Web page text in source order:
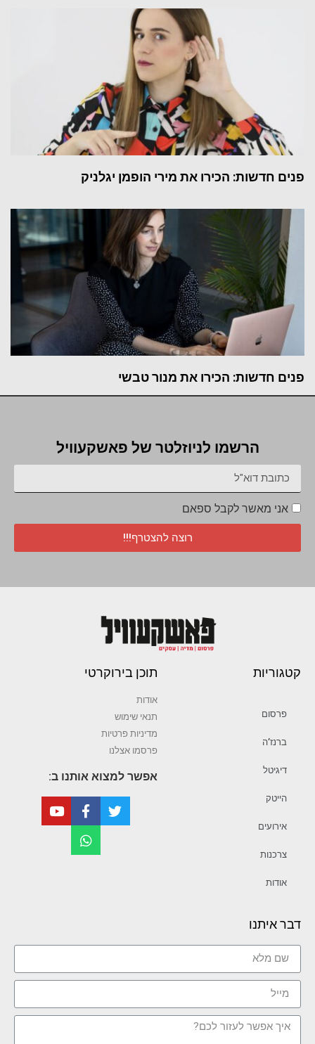
פנים חדשות: הכירו את מירי הופמן יגלניק
פנים חדשות: הכירו את מנור טבשי
הרשמו לניוזלטר של פאשקעוויל
אני מאשר לקבל ספאם
רוצה להצטרף!!!
קטגוריות
פרסום
ברנז’ה
דיגיטל
הייטק
אירועים
צרכנות
אודות
תוכן בירוקרטי
אודות
תנאי שימוש
מדיניות פרטיות
פרסמו אצלנו
אפשר למצוא אותנו ב:
דבר איתנו